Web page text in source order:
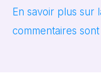
En savoir plus sur
commentaires